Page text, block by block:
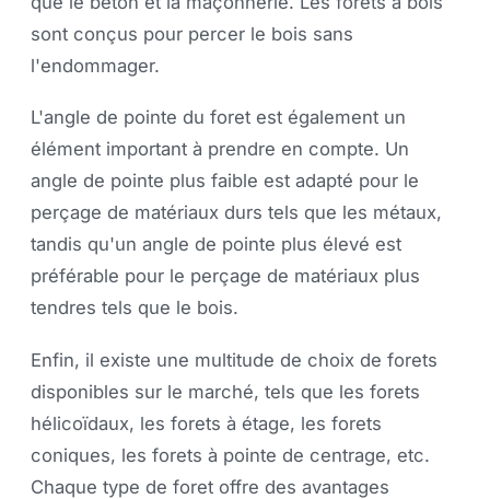
sont conçus pour percer le bois sans
l'endommager.
L'angle de pointe du foret est également un
élément important à prendre en compte. Un
angle de pointe plus faible est adapté pour le
perçage de matériaux durs tels que les métaux,
tandis qu'un angle de pointe plus élevé est
préférable pour le perçage de matériaux plus
tendres tels que le bois.
Enfin, il existe une multitude de choix de forets
disponibles sur le marché, tels que les forets
hélicoïdaux, les forets à étage, les forets
coniques, les forets à pointe de centrage, etc.
Chaque type de foret offre des avantages